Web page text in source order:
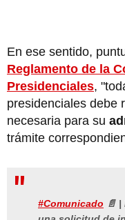
En ese sentido,
Reglamento de la
Presidenciales,
presidenciales debe
necesaria para su
trámite
#Comunicado 📄